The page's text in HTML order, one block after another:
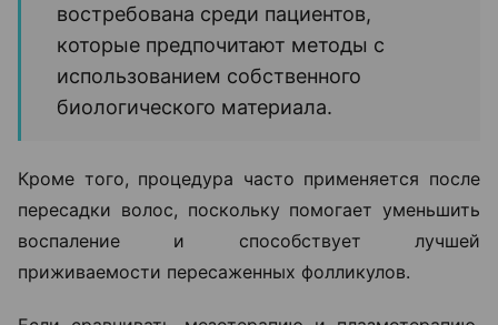
востребована среди пациентов,
которые предпочитают методы с
использованием собственного
биологического материала.
Кроме того, процедура часто применяется после
пересадки волос, поскольку помогает уменьшить
воспаление и способствует лучшей
приживаемости пересаженных фолликулов.